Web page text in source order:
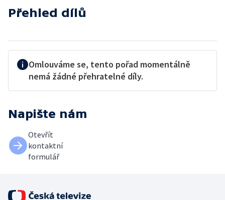
Přehled dílů
Omlouváme se, tento pořad momentálně
nemá žádné přehratelné díly.
Napište nám
Otevřít
kontaktní
formulář